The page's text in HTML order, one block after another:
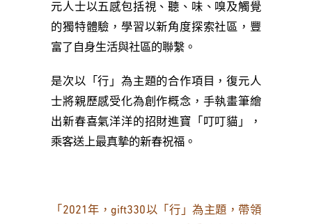
元人士以五感包括視、聽、味、嗅及觸覺
的獨特體驗，學習以新角度探索社區，豐
富了自身生活與社區的聯繫。
是次以「行」為主題的合作項目，復元人
士將親歷感受化為創作概念，手執畫筆繪
出新春喜氣洋洋的招財進寶「叮叮貓」，
乘客送上最真摯的新春祝福。
「2021年，gift330以「行」為主題，帶領